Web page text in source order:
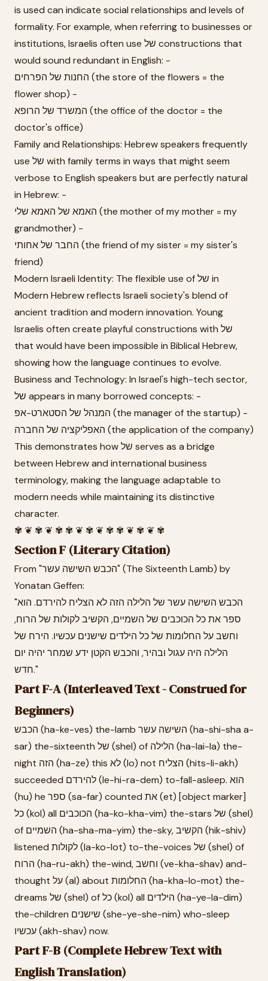
is used can indicate social relationships and levels of
formality. For example, when referring to businesses or
institutions, Israelis often use של constructions that
would sound redundant in English: -
החנות של הפרחים (the store of the flowers = the
flower shop) -
המשרד של הרופא (the office of the doctor = the
doctor's office)
Family and Relationships: Hebrew speakers frequently
use של with family terms in ways that might seem
verbose to English speakers but are perfectly natural
in Hebrew: -
האמא של האמא שלי (the mother of my mother = my
grandmother) -
החבר של אחותי (the friend of my sister = my sister's
friend)
Modern Israeli Identity: The flexible use of של in
Modern Hebrew reflects Israeli society's blend of
ancient tradition and modern innovation. Young
Israelis often create playful constructions with של
that would have been impossible in Biblical Hebrew,
showing how the language continues to evolve.
Business and Technology: In Israel's high-tech sector,
של appears in many borrowed concepts: -
המנהל של הסטארט-אפ (the manager of the startup) -
האפליקציה של החברה (the application of the company)
This demonstrates how של serves as a bridge
between Hebrew and international business
terminology, making the language adaptable to
modern needs while maintaining its distinctive
character.
✾ ❦ ✾ ❦ ✾ ✾ ❦ ✾ ❦ ✾ ✾ ❦ ✾ ❦ ✾
Section F (Literary Citation)
From "הכבש השישה עשר" (The Sixteenth Lamb) by
Yonatan Geffen:
"הכבש השישה עשר של הלילה הזה לא הצליח להירדם. הוא
ספר את כל הכוכבים של השמיים, הקשיב לקולות של הרוח,
וחשב על החלומות של כל הילדים שישנים עכשיו. הירח של
הלילה היה עגול ובהיר, והכבש הקטן ידע שמחר יהיה יום
חדש."
Part F-A (Interleaved Text - Construed for
Beginners)
הכבש (ha-ke-ves) the-lamb השישה עשר (ha-shi-sha a-
sar) the-sixteenth של (shel) of הלילה (ha-lai-la) the-
night הזה (ha-ze) this לא (lo) not הצליח (hits-li-akh)
succeeded להירדם (le-hi-ra-dem) to-fall-asleep. הוא
(hu) he ספר (sa-far) counted את (et) [object marker]
כל (kol) all הכוכבים (ha-ko-kha-vim) the-stars של (shel)
of השמיים (ha-sha-ma-yim) the-sky, הקשיב (hik-shiv)
listened לקולות (la-ko-lot) to-the-voices של (shel) of
הרוח (ha-ru-akh) the-wind, וחשב (ve-kha-shav) and-
thought על (al) about החלומות (ha-kha-lo-mot) the-
dreams של (shel) of כל (kol) all הילדים (ha-ye-la-dim)
the-children שישנים (she-ye-she-nim) who-sleep
עכשיו (akh-shav) now.
Part F-B (Complete Hebrew Text with
English Translation)